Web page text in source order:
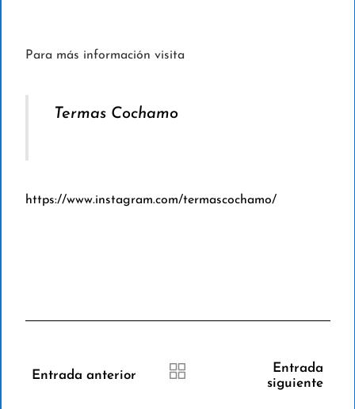
Para más información visita
Termas Cochamo
https://www.instagram.com/termascochamo/
Entrada anterior
Entrada
siguiente